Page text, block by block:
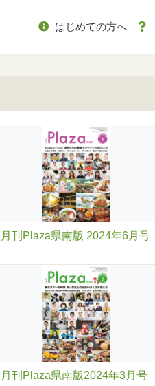
はじめての方へ
月刊Plaza県南版 2024年6月号
月刊Plaza県南版2024年3月号